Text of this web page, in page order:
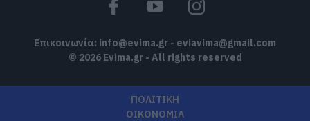
Επικοινωνία: info@evima.gr - eviavima@gmail.com
© 2026 Evima.gr - All rights reserved
ΠΟΛΙΤΙΚΗ
ΟΙΚΟΝΟΜΙΑ